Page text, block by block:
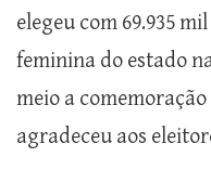
elegeu com 69.935
feminina do estado
meio a
agradeceu aos